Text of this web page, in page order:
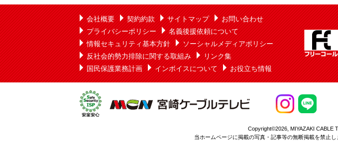
会社概要 契約約款 サイトマップ
お問い合わせ
プライバシーポリシー
名義後援依頼について
情報セキュリティ基本方針
ソーシャルメディアポリシー
反社会的勢力排除に関する取組み
リンク集
国民保護業務計画
インボイスについて お役立ち情報
Copyright©2026, MIYAZAKI CABLE
当ホームページに掲載の写真・記事等の無断掲載を禁止し